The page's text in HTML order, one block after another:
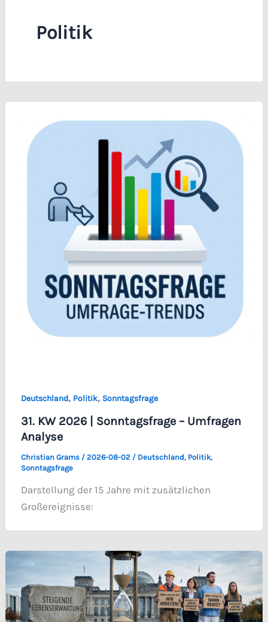
Politik
Deutschland, Politik, Sonntagsfrage
31. KW 2026 | Sonntagsfrage – Umfragen
Analyse
Christian Grams / 2026-08-02 / Deutschland, Politik,
Sonntagsfrage
Darstellung der 15 Jahre mit zusätzlichen
Großereignisse: